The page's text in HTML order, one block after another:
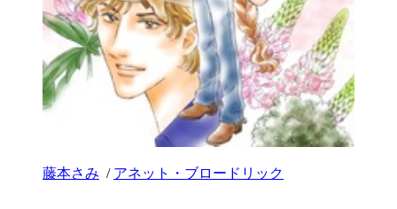
藤本さみ / アネット・ブロードリック